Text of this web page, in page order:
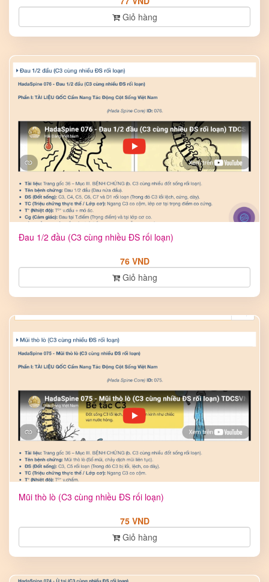
Giỏ hàng
Đau 1/2 đầu (C3 cùng nhiều ĐS rối loạn)
76 VND
Giỏ hàng
Mũi thò lò (C3 cùng nhiều ĐS rối loạn)
75 VND
Giỏ hàng